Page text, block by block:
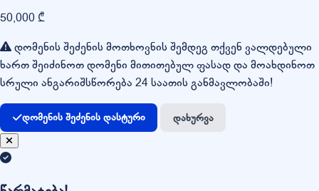
50,000 ₾
დომენის შეძენის მოთხოვნის შემდეგ თქვენ ვალდებული
ხართ შეიძინოთ დომენი მითითებულ ფასად და მოახდინოთ
სრული ანგარიშსწორება 24 საათის განმავლობაში!
დომენის შეძენის დასტური დახურვა